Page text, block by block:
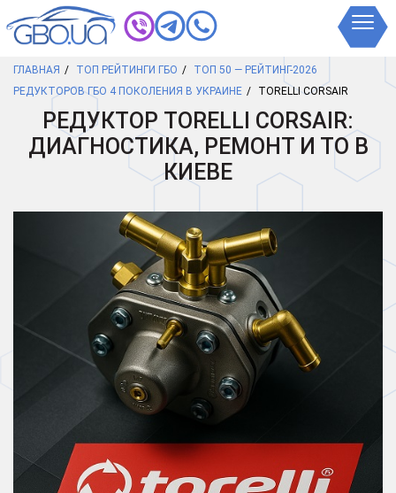
ГЛАВНАЯ ТОП РЕЙТИНГИ ГБО
ТОП 50 — РЕЙТИНГ-2026
РЕДУКТОРОВ ГБО 4 ПОКОЛЕНИЯ В УКРАИНЕ
TORELLI CORSAIR
РЕДУКТОР TORELLI CORSAIR:
ДИАГНОСТИКА, РЕМОНТ И ТО В
КИЕВЕ